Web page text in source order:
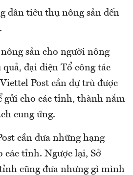
dân tiêu thụ nông sản đến
sản cho người nông
đại diện Tổ công tác
Post cần dự trù được
gửi cho các tỉnh, thành nắm
cung ứng.
cần đưa những hạng
các tỉnh. Ngược lại, Sở
cũng đưa nhưng gì mình